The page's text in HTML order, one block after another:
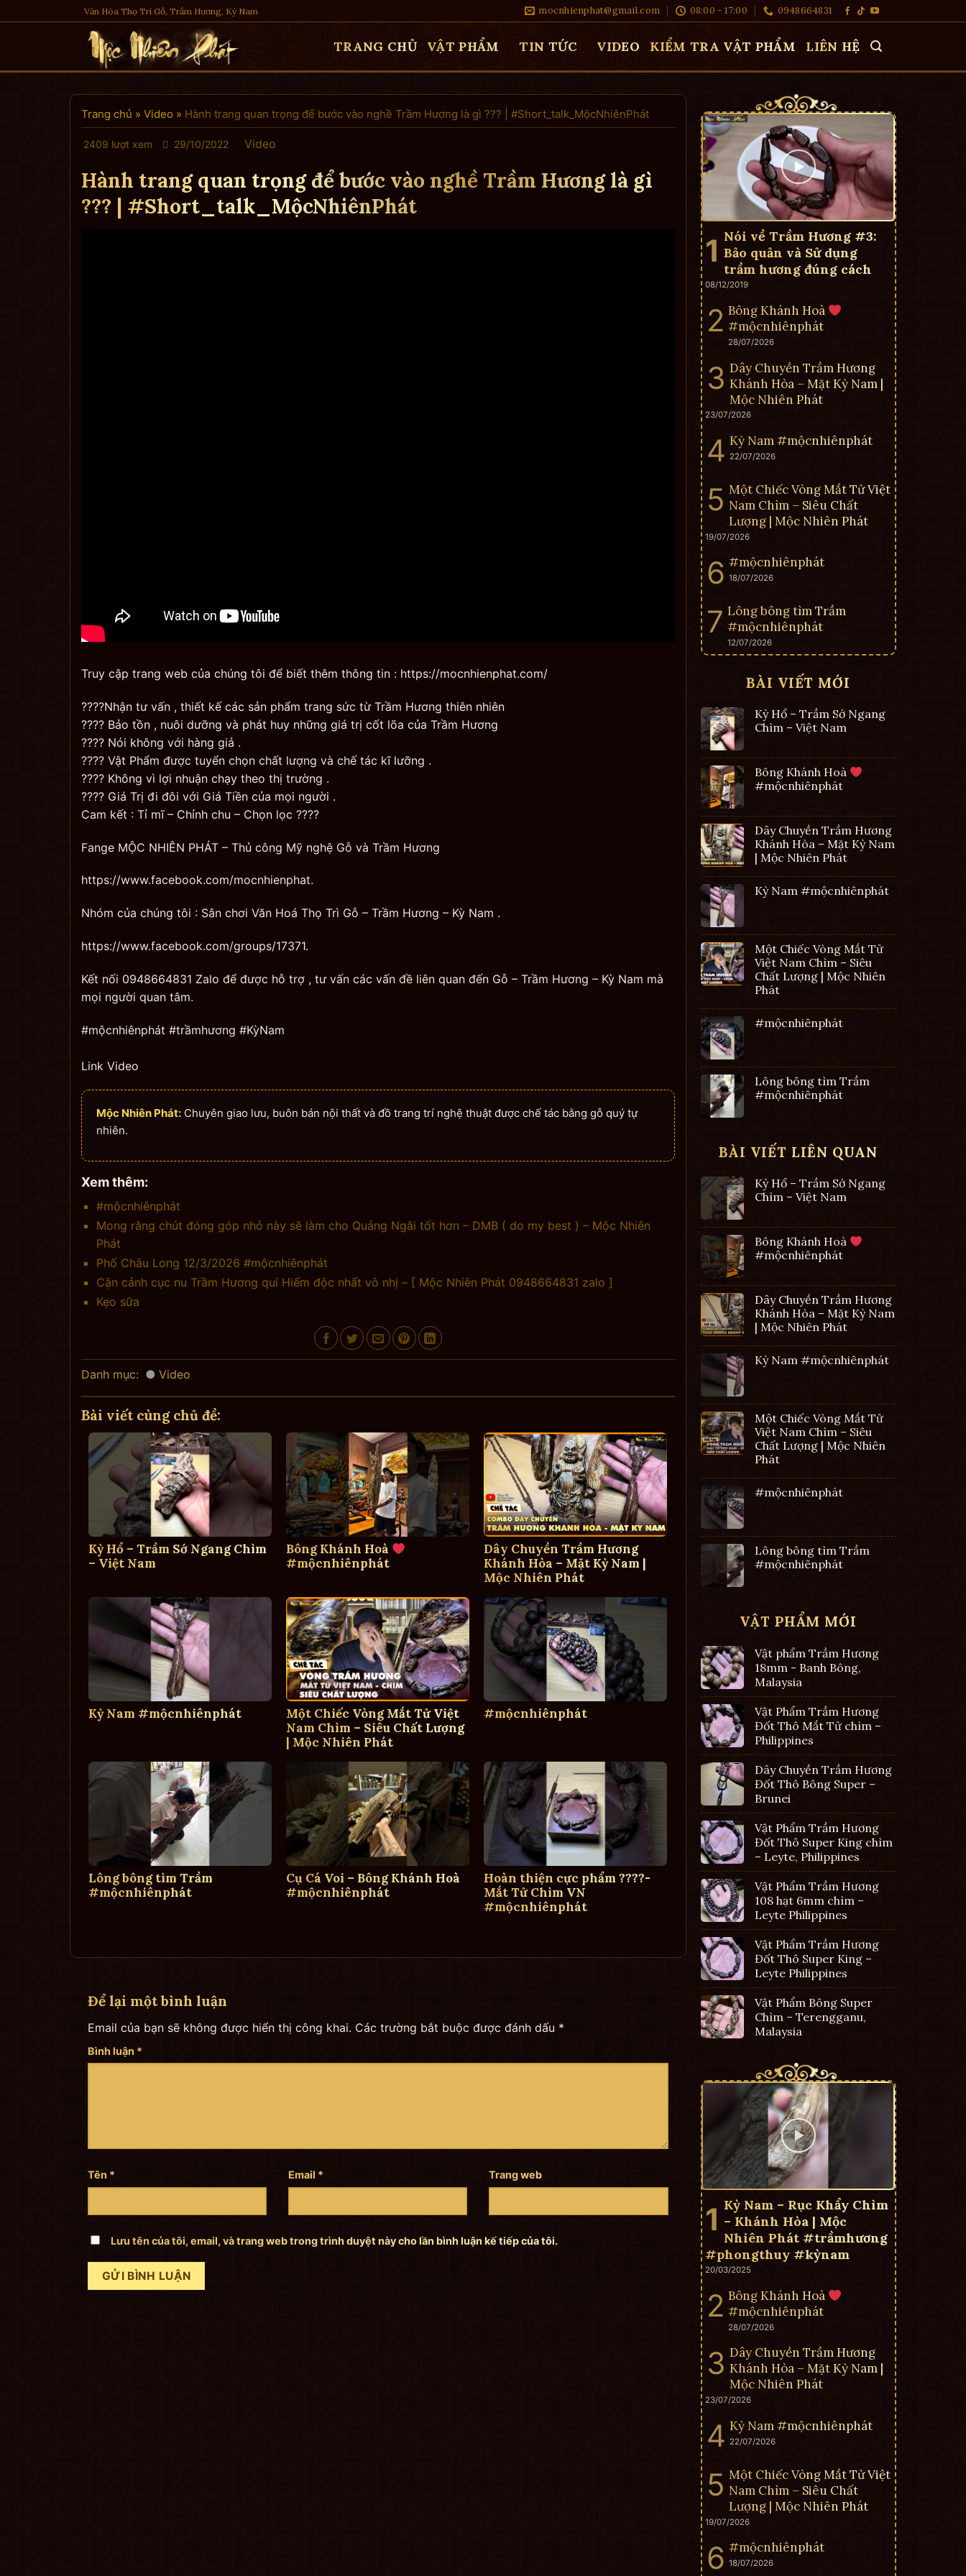
to
Văn Hóa Thọ Trì Gỗ, Trầm Hương, Kỳ Nam mocnhienphat@gmail.com 08:00 - 17:00 0948664831
TRANG CHỦ VẬT PHẨM TIN TỨC VIDEO KIỂM TRA VẬT PHẨM LIÊN HỆ
Trang chủ » Video » Hành trang quan trọng để bước vào nghề Trầm Hương là gì ??? | #Short_talk_MộcNhiênPhát
2409 lượt xem 29/10/2022 Video
Hành trang quan trọng để bước vào nghề Trầm Hương là gì
??? | #Short_talk_MộcNhiênPhát
Truy cập trang web của chúng tôi để biết thêm thông tin : https://mocnhienphat.com/
????Nhận tư vấn , thiết kế các sản phẩm trang sức từ Trầm Hương thiên nhiên
???? Bảo tồn , nuôi dưỡng và phát huy những giá trị cốt lõa của Trầm Hương
???? Nói không với hàng giả .
???? Vật Phẩm được tuyển chọn chất lượng và chế tác kĩ lưỡng .
???? Không vì lợi nhuận chạy theo thị trường .
???? Giá Trị đi đôi với Giá Tiền của mọi người .
Cam kết : Tỉ mĩ – Chỉnh chu – Chọn lọc ????
Fange MỘC NHIÊN PHÁT – Thủ công Mỹ nghệ Gỗ và Trầm Hương
https://www.facebook.com/mocnhienphat.
Nhóm của chúng tôi : Sân chơi Văn Hoá Thọ Trì Gỗ – Trầm Hương – Kỳ Nam .
https://www.facebook.com/groups/17371.
Kết nối 0948664831 Zalo để được hỗ trợ , tư vấn các vấn đề liên quan đến Gỗ – Trầm Hương – Kỳ Nam mà
mọi người quan tâm.
#mộcnhiênphát #trầmhương #KỳNam
Link Video
Mộc Nhiên Phát: Chuyên giao lưu, buôn bán nội thất và đồ trang trí nghệ thuật được chế tác bằng gỗ quý tự
nhiên.
Xem thêm:
#mộcnhiênphát
Mong rằng chút đóng góp nhỏ này sẽ làm cho Quảng Ngãi tốt hơn – DMB ( do my best ) – Mộc Nhiên
Phát
Phố Châu Long 12/3/2026 #mộcnhiênphát
Cận cảnh cục nu Trầm Hương quí Hiếm độc nhất vô nhị – [ Mộc Nhiên Phát 0948664831 zalo ]
Kẹo sữa
Danh mục: Video
Bài viết cùng chủ đề:
Kỳ Hổ – Trầm Sớ Ngang Chìm
– Việt Nam
Bông Khánh Hoà
#mộcnhiênphát
Dây Chuyền Trầm Hương
Khánh Hòa – Mặt Kỳ Nam |
Mộc Nhiên Phát
Kỳ Nam #mộcnhiênphát
Một Chiếc Vòng Mắt Tử Việt
Nam Chìm – Siêu Chất Lượng
| Mộc Nhiên Phát
#mộcnhiênphát
Lông bông tìm Trầm
#mộcnhiênphát
Cụ Cá Voi – Bông Khánh Hoà
#mộcnhiênphát
Hoàn thiện cực phẩm ????-
Mắt Tử Chìm VN
#mộcnhiênphát
Để lại một bình luận
Email của bạn sẽ không được hiển thị công khai. Các trường bắt buộc được đánh dấu *
Bình luận *
Tên * Email * Trang web
Lưu tên của tôi, email, và trang web trong trình duyệt này cho lần bình luận kế tiếp của tôi.
Nói về Trầm Hương #3:
Bảo quản và Sử dụng
trầm hương đúng cách
08/12/2019
Bông Khánh Hoà
#mộcnhiênphát
28/07/2026
Dây Chuyền Trầm Hương
Khánh Hòa – Mặt Kỳ Nam |
Mộc Nhiên Phát
23/07/2026
Kỳ Nam #mộcnhiênphát
22/07/2026
Một Chiếc Vòng Mắt Tử Việt
Nam Chìm – Siêu Chất
Lượng | Mộc Nhiên Phát
19/07/2026
#mộcnhiênphát
18/07/2026
Lông bông tìm Trầm
#mộcnhiênphát
12/07/2026
BÀI VIẾT MỚI
Kỳ Hổ – Trầm Sớ Ngang
Chìm – Việt Nam
Bông Khánh Hoà
#mộcnhiênphát
Dây Chuyền Trầm Hương
Khánh Hòa – Mặt Kỳ Nam
| Mộc Nhiên Phát
Kỳ Nam #mộcnhiênphát
Một Chiếc Vòng Mắt Tử
Việt Nam Chìm – Siêu
Chất Lượng | Mộc Nhiên
Phát
#mộcnhiênphát
Lông bông tìm Trầm
#mộcnhiênphát
BÀI VIẾT LIÊN QUAN
Kỳ Hổ – Trầm Sớ Ngang
Chìm – Việt Nam
Bông Khánh Hoà
#mộcnhiênphát
Dây Chuyền Trầm Hương
Khánh Hòa – Mặt Kỳ Nam
| Mộc Nhiên Phát
Kỳ Nam #mộcnhiênphát
Một Chiếc Vòng Mắt Tử
Việt Nam Chìm – Siêu
Chất Lượng | Mộc Nhiên
Phát
#mộcnhiênphát
Lông bông tìm Trầm
#mộcnhiênphát
VẬT PHẨM MỚI
Vật phẩm Trầm Hương
18mm - Banh Bông,
Malaysia
Vật Phẩm Trầm Hương
Đốt Thô Mắt Tử chìm –
Philippines
Dây Chuyền Trầm Hương
Đốt Thô Bông Super –
Brunei
Vật Phẩm Trầm Hương
Đốt Thô Super King chìm
– Leyte, Philippines
Vật Phẩm Trầm Hương
108 hạt 6mm chìm –
Leyte Philippines
Vật Phẩm Trầm Hương
Đốt Thô Super King –
Leyte Philippines
Vật Phẩm Bông Super
Chìm – Terengganu,
Malaysia
Kỳ Nam – Rục Khẩy Chìm
– Khánh Hòa | Mộc
Nhiên Phát #trầmhương
#phongthuy #kỳnam
20/03/2025
Bông Khánh Hoà
#mộcnhiênphát
28/07/2026
Dây Chuyền Trầm Hương
Khánh Hòa – Mặt Kỳ Nam |
Mộc Nhiên Phát
23/07/2026
Kỳ Nam #mộcnhiênphát
22/07/2026
Một Chiếc Vòng Mắt Tử Việt
Nam Chìm – Siêu Chất
Lượng | Mộc Nhiên Phát
19/07/2026
#mộcnhiênphát
18/07/2026